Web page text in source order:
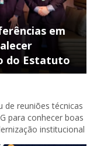
em
do Estatuto
de reuniões técnicas
para conhecer boas
institucional